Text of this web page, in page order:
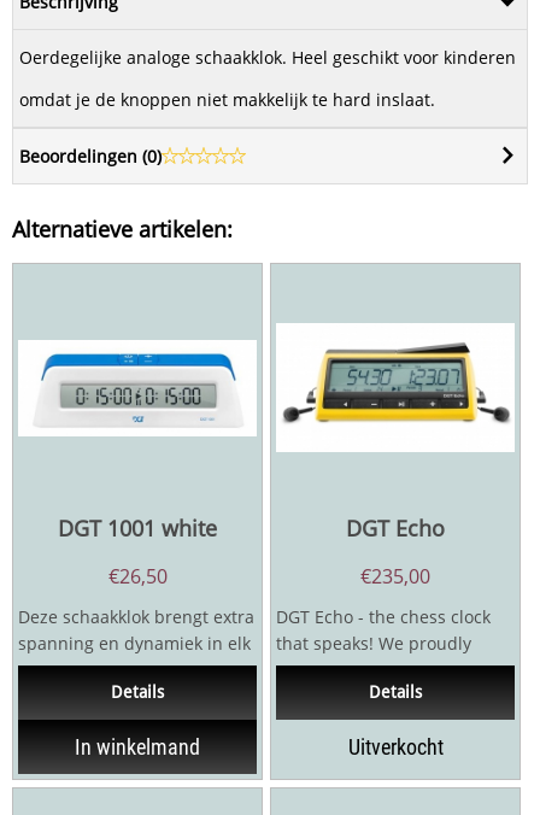
Oerdegelijke analoge schaakklok. Heel geschikt voor kinderen
omdat je de knoppen niet makkelijk te hard inslaat.
Beoordelingen (0)
Alternatieve artikelen:
DGT 1001 white
€26,50
Deze schaakklok brengt extra
spanning en dynamiek in elk
spel dat tussen twee spelers
Details
In winkelmand
DGT Echo
€235,00
DGT Echo - the chess clock
that speaks! We proudly
announce the release of our
Details
Uitverkocht